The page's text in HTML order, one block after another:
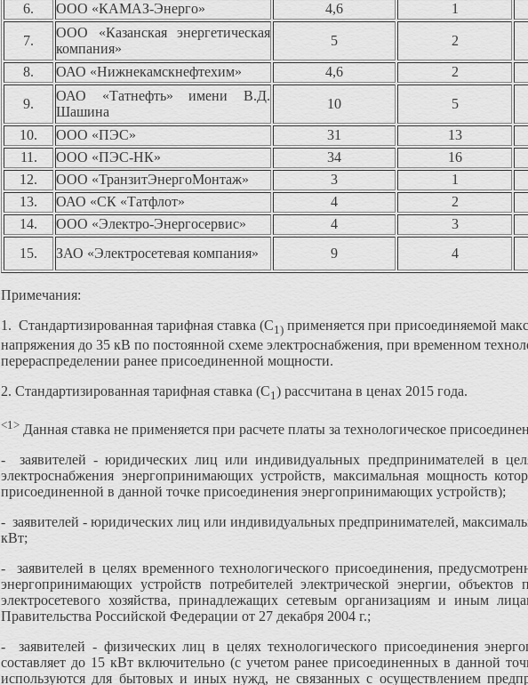
6. ООО «КАМАЗ-Энерго» 4,6 1
7.
ООО «Казанская энергетическая
компания»
5 2
8. ОАО «Нижнекамскнефтехим» 4,6 2
9.
ОАО «Татнефть» имени В.Д.
Шашина
10 5
10. ООО «ПЭС» 31 13
11.
ООО «ПЭС-НК» 34 16
12.
ООО «ТранзитЭнергоМонтаж» 3 1
13.
ОАО «СК «Татфлот» 4 2
14.
ООО «Электро-Энергосервис» 4 3
15.
ЗАО «Электросетевая компания» 9 4
Примечания:
1. Стандартизированная тарифная ставка (С1) применяется при присоединяемой
напряжения до 35 кВ по постоянной схеме электроснабжения, при временном
перераспределении ранее присоединенной мощности.
2. Стандартизированная тарифная ставка (С1) рассчитана в ценах 2015 года.
<1> Данная ставка не применяется при расчете платы за технологическое
- заявителей - юридических лиц или индивидуальных предпринимателей в
электроснабжения энергопринимающих устройств, максимальная мощность
присоединенной в данной точке присоединения энергопринимающих устройств);
- заявителей - юридических лиц или индивидуальных предпринимателей,
кВт;
- заявителей в целях временного технологического присоединения,
энергопринимающих устройств потребителей электрической энергии, объектов
электросетевого хозяйства, принадлежащих сетевым организациям и иным
Правительства Российской Федерации от 27 декабря 2004 г.;
- заявителей - физических лиц в целях технологического присоединения
составляет до 15 кВт включительно (с учетом ранее присоединенных в данной
используются для бытовых и иных нужд, не связанных с осуществлением